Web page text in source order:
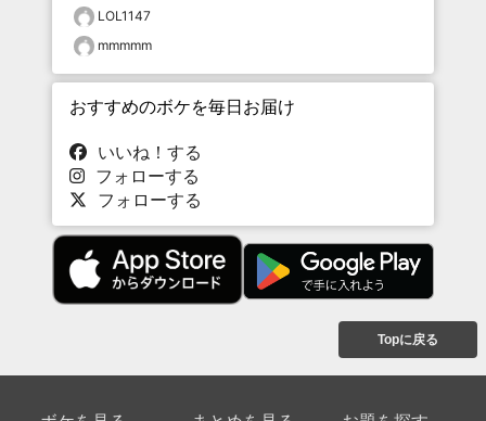
LOL1147
mmmmm
おすすめのボケを毎日お届け
いいね！する
フォローする
フォローする
Topに戻る